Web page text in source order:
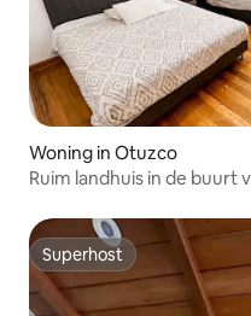
Woning in Otuzco
Ruim landhuis in de buurt
Superhost
Superhost